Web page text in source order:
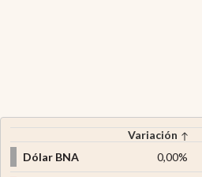
Variación
Dólar BNA
0,00%